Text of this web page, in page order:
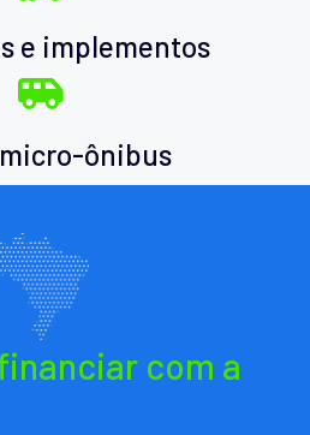
e implementos
ônibus
com a